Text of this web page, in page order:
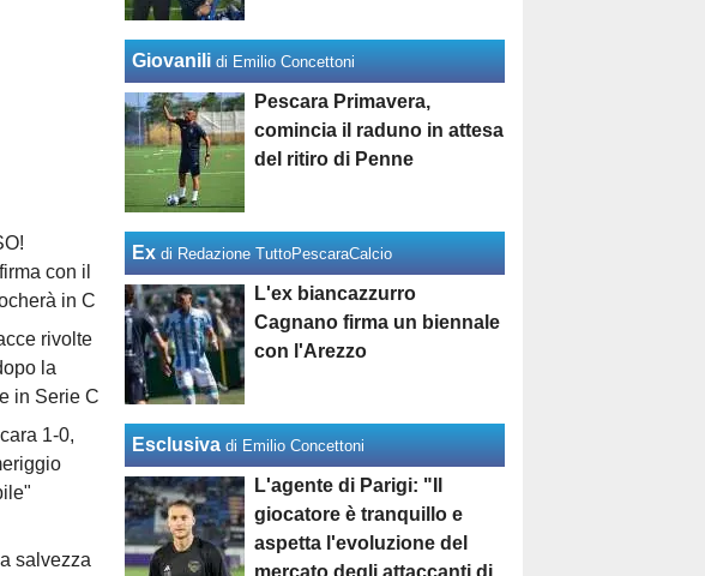
con il
in C
rivolte
la
in Serie C
1-0,
salvezza
Giovanili di Emilio Concettoni
Pescara Primavera,
comincia il raduno in attesa
del ritiro di Penne
Ex di Redazione TuttoPescaraCalcio
L'ex biancazzurro
Cagnano firma un biennale
con l'Arezzo
Esclusiva di Emilio Concettoni
L'agente di Parigi: "Il
giocatore è tranquillo e
aspetta l'evoluzione del
mercato degli attaccanti di